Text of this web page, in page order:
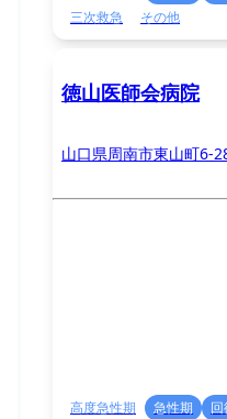
三次救急
その他
徳山医師会病院
山口県周南市東山町6-
高度急性期 急性期